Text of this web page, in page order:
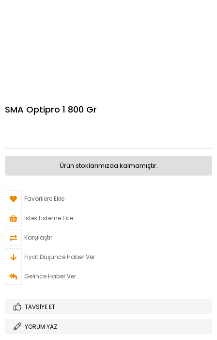
SMA Optipro 1 800 Gr
Ürün stoklarımızda kalmamıştır.
Favorilere Ekle
İstek Listeme Ekle
Karşılaştır
Fiyat Düşünce Haber Ver
Gelince Haber Ver
TAVSIYE ET
YORUM YAZ